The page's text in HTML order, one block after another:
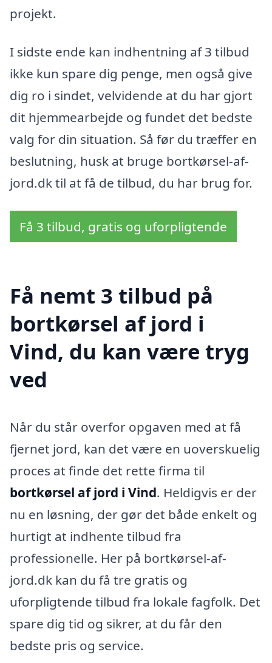
projekt.
I sidste ende kan indhentning af 3 tilbud
ikke kun spare dig penge, men også give
dig ro i sindet, velvidende at du har gjort
dit hjemmearbejde og fundet det bedste
valg for din situation. Så før du træffer en
beslutning, husk at bruge bortkørsel-af-
jord.dk til at få de tilbud, du har brug for.
Få 3 tilbud, gratis og uforpligtende
Få nemt 3 tilbud på
bortkørsel af jord i
Vind, du kan være tryg
ved
Når du står overfor opgaven med at få
fjernet jord, kan det være en uoverskuelig
proces at finde det rette firma til
bortkørsel af jord i Vind. Heldigvis er der
nu en løsning, der gør det både enkelt og
hurtigt at indhente tilbud fra
professionelle. Her på bortkørsel-af-
jord.dk kan du få tre gratis og
uforpligtende tilbud fra lokale fagfolk. Det
spare dig tid og sikrer, at du får den
bedste pris og service.